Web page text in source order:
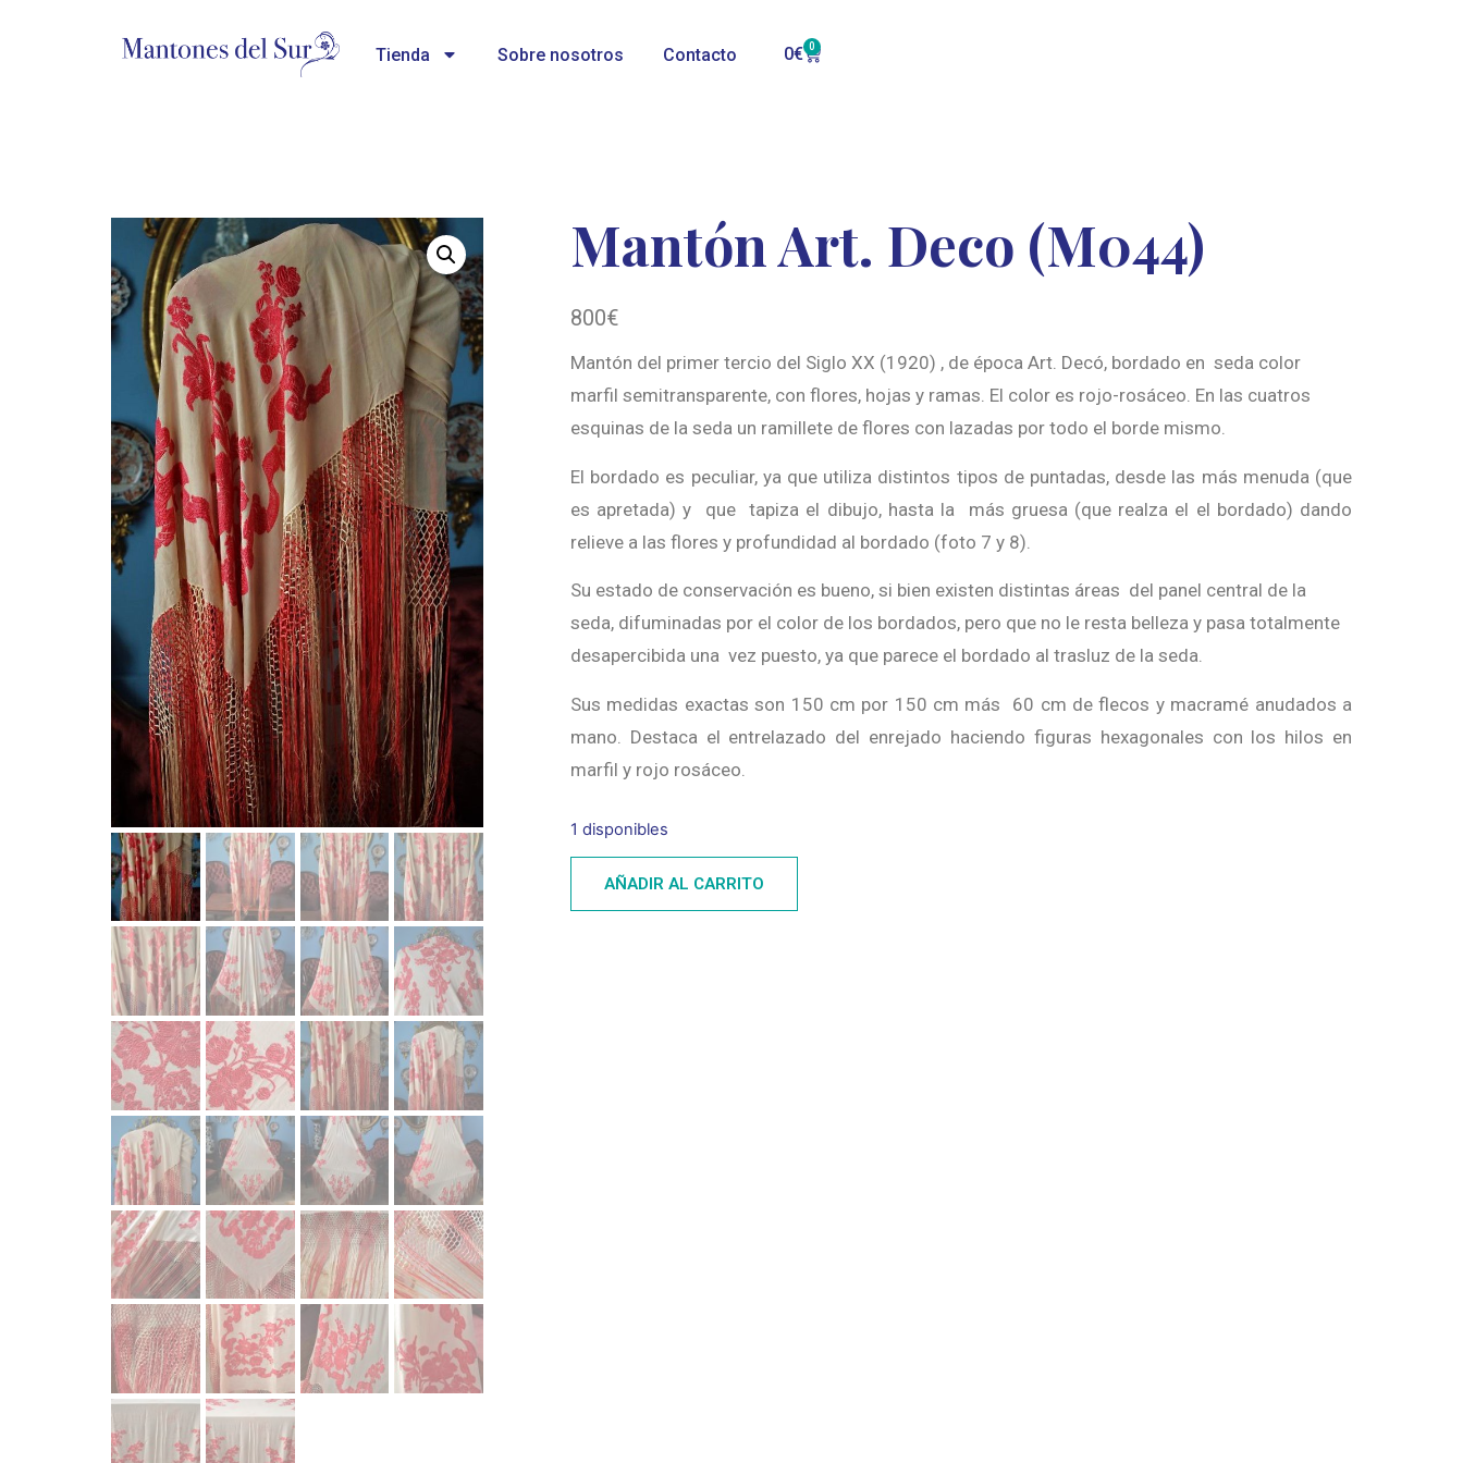
Tienda Sobre nosotros Contacto 0€ 0
Mantón Art. Deco (M044)
800€
Mantón del primer tercio del Siglo XX (1920) , de época Art. Decó, bordado en seda color
marfil semitransparente, con flores, hojas y ramas. El color es rojo-rosáceo. En las cuatros
esquinas de la seda un ramillete de flores con lazadas por todo el borde mismo.
El bordado es peculiar, ya que utiliza distintos tipos de puntadas, desde las más menuda (que
es apretada) y que tapiza el dibujo, hasta la más gruesa (que realza el el bordado) dando
relieve a las flores y profundidad al bordado (foto 7 y 8).
Su estado de conservación es bueno, si bien existen distintas áreas del panel central de la
seda, difuminadas por el color de los bordados, pero que no le resta belleza y pasa totalmente
desapercibida una vez puesto, ya que parece el bordado al trasluz de la seda.
Sus medidas exactas son 150 cm por 150 cm más 60 cm de flecos y macramé anudados a
mano. Destaca el entrelazado del enrejado haciendo figuras hexagonales con los hilos en
marfil y rojo rosáceo.
1 disponibles
AÑADIR AL CARRITO